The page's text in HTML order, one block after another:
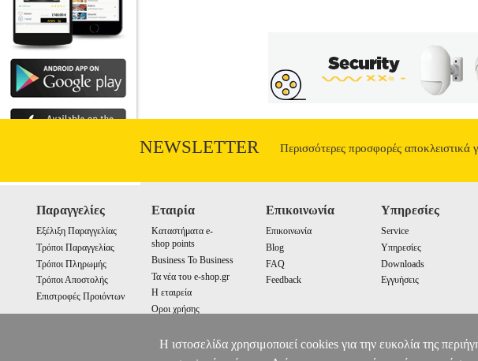
NEWSLETTER Περισσότερες προσφορές
Παραγγελίες
Εξέλιξη Παραγγελίας
Τρόποι Παραγγελίας
Τρόποι Πληρωμής
Τρόποι Αποστολής
Επιστροφές Προιόντων
Εταιρία
Καταστήματα e-
shop points
Business To Business
Τα νέα του e-shop.gr
Η εταιρεία
Οροι χρήσης
Επικοινωνία
Επικοινωνία
Blog
FAQ
Feedback
Υπηρεσίες
Service
Υπηρεσίες
Downloads
Εγγυήσεις
Η ιστοσελίδα χρησιμοποιεί cookies για την ευκολία της